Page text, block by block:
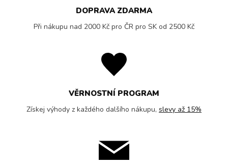
DOPRAVA ZDARMA
Při nákupu nad 2000 Kč pro ČR pro SK od 2500 Kč
VĚRNOSTNÍ PROGRAM
Získej výhody z každého dalšího nákupu, slevy až 15%